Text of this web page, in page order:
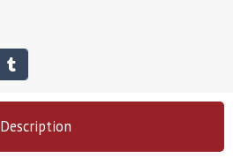
Description